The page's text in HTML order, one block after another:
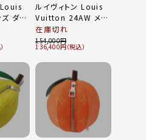
Louis
ダミ
ライ
ニー
グリー
ルイヴィトン Louis
Vuitton 24AW メン
ズ LV ウール ブレン
ド クルーネック ニッ
ト セーター 1AF336
ブラック M
在庫切れ
154,000
136,400